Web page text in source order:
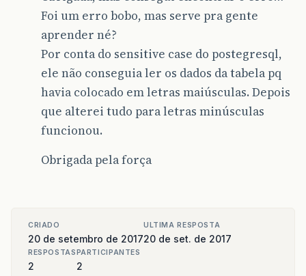
Foi um erro bobo, mas serve pra gente
aprender né?
Por conta do sensitive case do postegresql,
ele não conseguia ler os dados da tabela pq
havia colocado em letras maiúsculas. Depois
que alterei tudo para letras minúsculas
funcionou.
Obrigada pela força
CRIADO
20 de setembro de 2017
ULTIMA RESPOSTA
20 de set. de 2017
RESPOSTAS
2
PARTICIPANTES
2